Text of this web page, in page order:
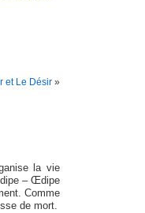
et Le Désir »
la vie
– Œdipe
Comme
de mort.